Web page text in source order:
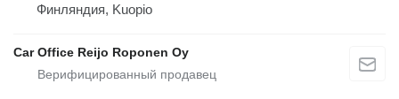
Финляндия, Kuopio
Car Office Reijo Roponen Oy